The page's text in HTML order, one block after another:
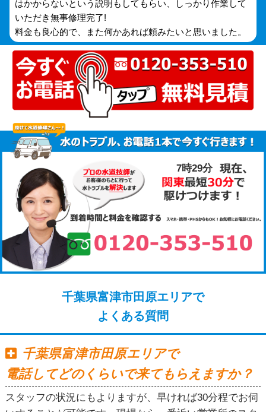
はかからないという説明もしてもらい、しっかり作業して
いただき無事修理完了!
料金も良心的で、また何かあれば頼みたいと思いました。
7時29分
千葉県富津市田原エリアで
よくある質問
千葉県富津市田原エリアで
電話してどのくらいで来てもらえますか？
スタッフの状況にもよりますが、早ければ30分程でお伺